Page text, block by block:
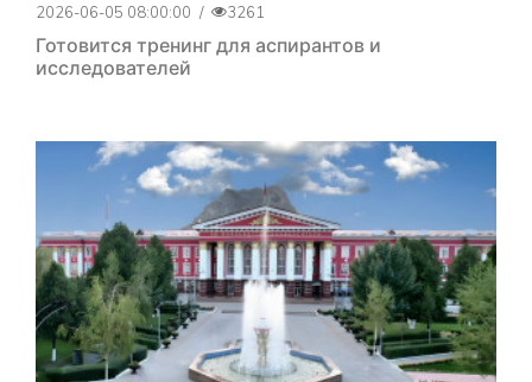
2026-06-05 08:00:00 / 3261
Готовится тренинг для аспирантов и
исследователей